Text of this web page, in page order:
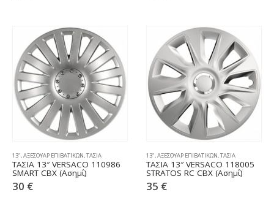
13",ΑΞΕΣΟΥΑΡ ΕΠΙΒΑΤΙΚΩΝ,ΤΑΣΙΑ
ΤΑΣΙΑ 13″ VERSACO 110986
SMART CBX (Ασημί)
30 €
13",ΑΞΕΣΟΥΑΡ ΕΠΙΒΑΤΙΚΩΝ,ΤΑΣΙΑ
ΤΑΣΙΑ 13″ VERSACO 118005
STRATOS RC CBX (Ασημί)
35 €